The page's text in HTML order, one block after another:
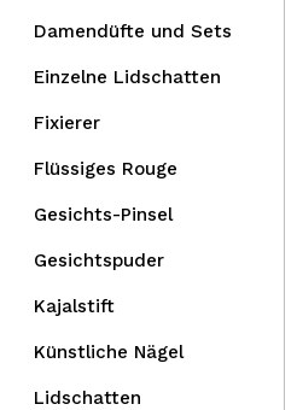
Damendüfte und Sets
Einzelne Lidschatten
Fixierer
Flüssiges Rouge
Gesichts-Pinsel
Gesichtspuder
Kajalstift
Künstliche Nägel
Lidschatten